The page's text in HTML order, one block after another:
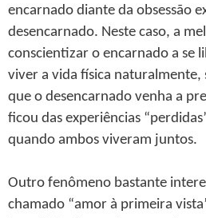
encarnado diante da obsessão
desencarnado. Neste caso, a
conscientizar o encarnado a se
viver a vida física naturalmente,
que o desencarnado venha a
ficou das experiências
quando ambos viveram juntos.
Outro fenômeno bastante
chamado “amor à primeira